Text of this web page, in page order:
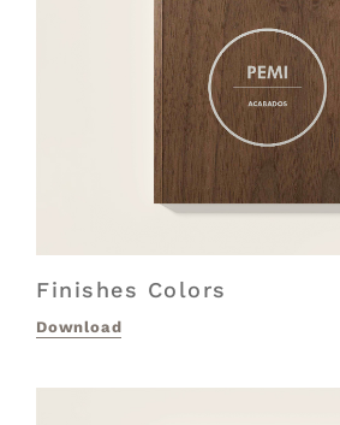
Finishes Colors
Download